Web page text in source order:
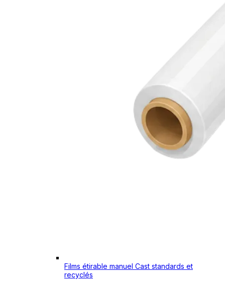
Films étirable manuel Cast standards et
recyclés